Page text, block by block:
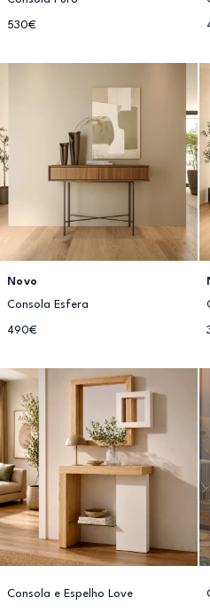
530€
Novo
Consola Esfera
490€
Consola e Espelho Love